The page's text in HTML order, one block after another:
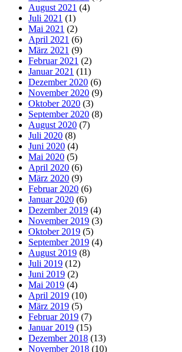
August 2021 (4)
Juli 2021 (1)
Mai 2021 (2)
April 2021 (6)
März 2021 (9)
Februar 2021 (2)
Januar 2021 (11)
Dezember 2020 (6)
November 2020 (9)
Oktober 2020 (3)
September 2020 (8)
August 2020 (7)
Juli 2020 (8)
Juni 2020 (4)
Mai 2020 (5)
April 2020 (6)
März 2020 (9)
Februar 2020 (6)
Januar 2020 (6)
Dezember 2019 (4)
November 2019 (3)
Oktober 2019 (5)
September 2019 (4)
August 2019 (8)
Juli 2019 (12)
Juni 2019 (2)
Mai 2019 (4)
April 2019 (10)
März 2019 (5)
Februar 2019 (7)
Januar 2019 (15)
Dezember 2018 (13)
November 2018 (10)